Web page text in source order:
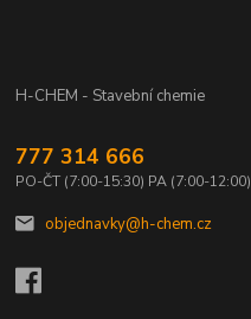
H-CHEM - Stavební chemie
777 314 666
PO-ČT (7:00-15:30) PA (7:00-12:00)
objednavky@h-chem.cz